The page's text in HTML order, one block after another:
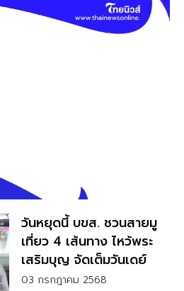
วันหยุดนี้ บขส. ชวนสายมู
เที่ยว 4 เส้นทาง ไหว้พระ
เสริมบุญ จัดเต็มวันเดย์
ทริปทั่วไทย
03 กรกฎาคม 2568